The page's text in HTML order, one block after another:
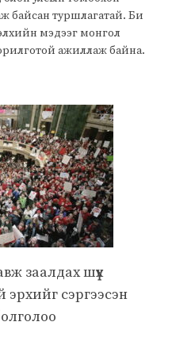
байсан туршлагатай. Би
мэдээг монгол
ажиллаж байна.
заалдах шүүх
сэргээсэн